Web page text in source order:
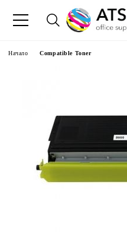
Начало Compatible Toner